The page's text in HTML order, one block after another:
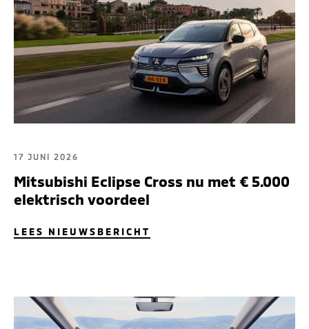
17 JUNI 2026
Mitsubishi Eclipse Cross nu met € 5.000
elektrisch voordeel
LEES NIEUWSBERICHT